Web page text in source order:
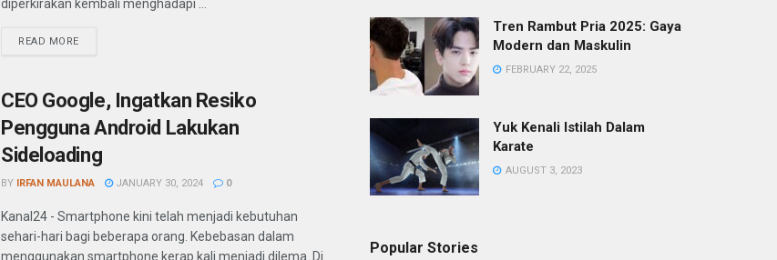
diperkirakan kembali menghadapi ...
READ MORE
CEO Google, Ingatkan Resiko
Pengguna Android Lakukan
Sideloading
BY IRFAN MAULANA JANUARY 30, 2024 0
Kanal24 - Smartphone kini telah menjadi kebutuhan
sehari-hari bagi beberapa orang. Kebebasan dalam
menggunakan smartphone kerap kali menjadi dilema. Di
Tren Rambut Pria 2025: Gaya
Modern dan Maskulin
FEBRUARY 22, 2025
Yuk Kenali Istilah Dalam
Karate
AUGUST 3, 2023
Popular Stories